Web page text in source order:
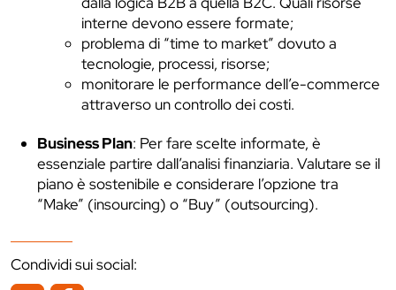
interne devono essere formate;
problema di “time to market” dovuto a
tecnologie, processi, risorse;
monitorare le performance dell’e-commerce
attraverso un controllo dei costi.
Business Plan: Per fare scelte informate, è
essenziale partire dall’analisi finanziaria. Valutare se il
piano è sostenibile e considerare l’opzione tra
“Make” (insourcing) o “Buy” (outsourcing).
Condividi sui social: